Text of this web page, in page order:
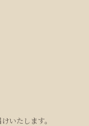
いたします。